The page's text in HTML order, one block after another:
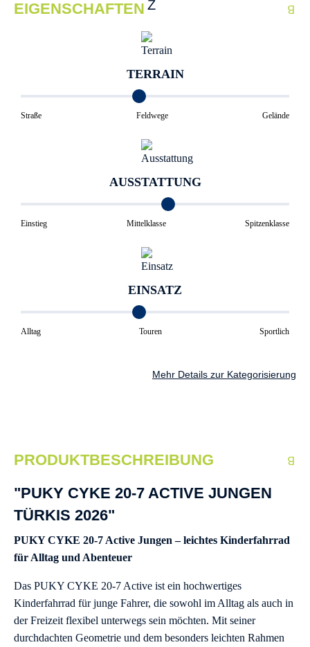
EIGENSCHAFTEN
TERRAIN
Straße Feldwege Gelände
AUSSTATTUNG
Einstieg Mittelklasse Spitzenklasse
EINSATZ
Alltag Touren Sportlich
Mehr Details zur Kategorisierung
PRODUKTBESCHREIBUNG
"PUKY CYKE 20-7 ACTIVE JUNGEN
TÜRKIS 2026"
PUKY CYKE 20-7 Active Jungen – leichtes Kinderfahrrad
für Alltag und Abenteuer
Das PUKY CYKE 20-7 Active ist ein hochwertiges
Kinderfahrrad für junge Fahrer, die sowohl im Alltag als auch in
der Freizeit flexibel unterwegs sein möchten. Mit seiner
durchdachten Geometrie und dem besonders leichten Rahmen